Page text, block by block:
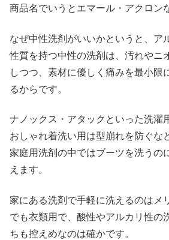
商品名でいうとエマール・アクロン
なぜ中性洗剤がいいかというと、ア
性質を持つ中性の洗剤は、汚れやニ
しつつ、素材に優しく痛みを最小限
るからです。
ナノックス・アタックといった洗濯
おしゃれ着洗い用は型崩れを防ぐな
家庭用洗剤の中ではブーツを洗うの
えます。
家にある洗剤で手軽に洗えるのはメ
でも衣類用で、酸性やアルカリ性の
ちも控えめなのは確かです。